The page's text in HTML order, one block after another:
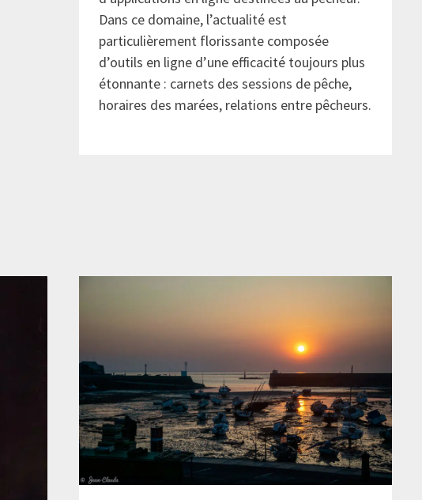
Dans ce domaine, l’actualité est
particulièrement florissante composée
d’outils en ligne d’une efficacité toujours plus
étonnante : carnets des sessions de pêche,
horaires des marées, relations entre pêcheurs.